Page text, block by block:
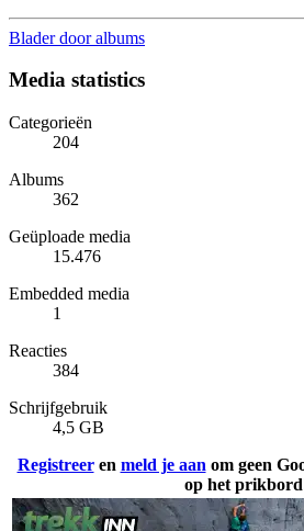
Blader door albums
Media statistics
Categorieën
204
Albums
362
Geüploade media
15.476
Embedded media
1
Reacties
384
Schrijfgebruik
4,5 GB
Registreeren meld je aan om geen
op het